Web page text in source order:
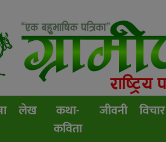
लेख
कथा-
कविता
जीवनी विचार